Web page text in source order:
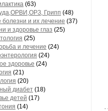
(63)
Грипп (48)
болезни и их лечение (37)
и здоровье глаз (25)
(25)
и лечение (24)
(24)
здоровье (24)
(21)
(20)
диабет (18)
детей (17)
(14)